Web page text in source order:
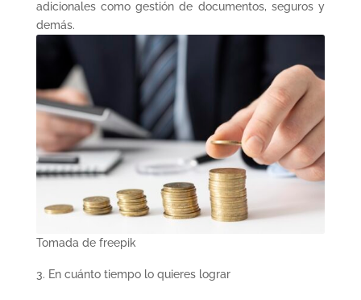
adicionales como gestión de documentos, seguros y
demás.
Tomada de freepik
En cuánto tiempo lo quieres lograr